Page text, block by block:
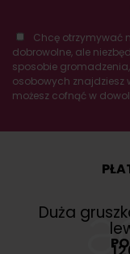
Chcę otrzymywać
dobrowolne, ale
sposobie
osobowych znajdziesz
możesz cofnąć w